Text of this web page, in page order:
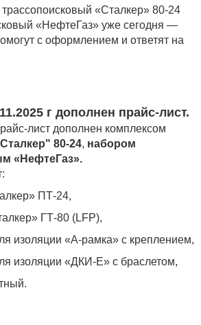
«Сталкер» 80-24
«НефтеГаз» уже сегодня —
с оформлением и ответят на
г дополнен прайс-лист.
лист дополнен комплексом
80-24, набором
«НефтеГаз».
ПТ-24,
ГТ-80 (LFP),
изоляции «А-рамка» с креплением,
изоляции «ДКИ-Е» с браслетом,